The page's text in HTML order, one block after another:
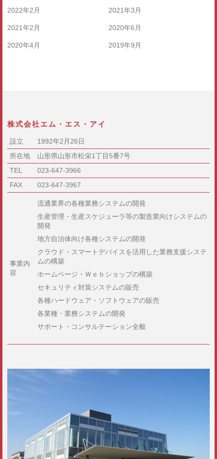
2022年2月 2021年3月
2021年2月 2020年6月
2020年4月 2019年9月
株式会社エム・エス・アイ
設立
1992年2月26日
所在地
山形県山形市松栄1丁目5番7号
TEL
023-647-3966
FAX
023-647-3967
事業内
容
流通業界の各種業務システムの開発
生産管理・生産スケジューラ等の製造業向けシステムの
開発
地方自治体向け各種システムの開発
クラウド・スマートデバイスを活用した業務支援システ
ムの構築
ホームページ・Ｗｅｂショップの構築
セキュリティ対策システムの販売
各種ハードウェア・ソフトウェアの販売
各業種・業務システムの開発
サポート・コンサルテーション全般